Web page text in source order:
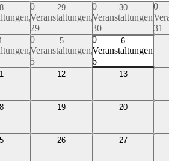
29
0
Veranstaltungen,
29
30
0
Veranstaltungen,
30
0
31
5
0
Veranstaltungen,
5
6
0
Veranstaltungen,
6
12
0
13
0
0
19
0
20
0
0
26
0
27
0
0